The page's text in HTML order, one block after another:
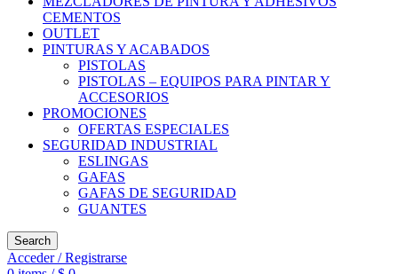
CEMENTOS
OUTLET
PINTURAS Y ACABADOS
PISTOLAS
PISTOLAS – EQUIPOS PARA PINTAR Y
ACCESORIOS
PROMOCIONES
OFERTAS ESPECIALES
SEGURIDAD INDUSTRIAL
ESLINGAS
GAFAS
GAFAS DE SEGURIDAD
GUANTES
Search
Acceder / Registrarse